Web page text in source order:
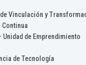
Vinculación y
Continua
Unidad de Emprendimiento
de Tecnología